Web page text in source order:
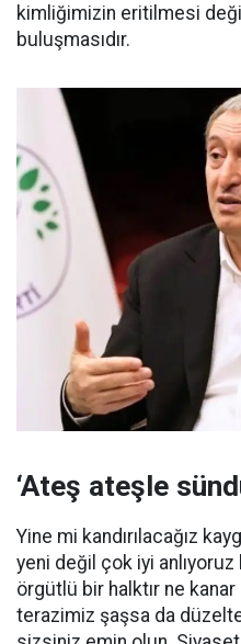
kimliğimizin eritilmesi
buluşmasıdır.
‘Ateş ateşle
Yine mi kandırılacağız
yeni değil çok iyi
örgütlü bir halktır ne kanar
terazimiz şaşsa da